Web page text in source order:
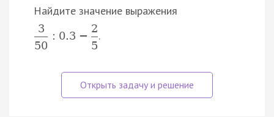
Найдите значение выражения
3
50
: 0.3 −
2
5
.